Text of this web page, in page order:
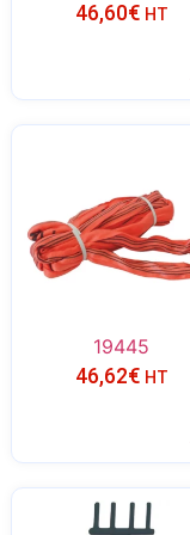
46,60€ HT
19445
46,62€ HT